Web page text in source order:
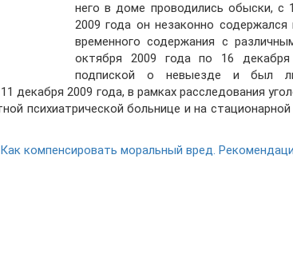
него в доме проводились обыски, с
2009 года он незаконно
временного содержания с
октября 2009 года по 16
подпиской о невыезде и был
декабря 2009 года, в рамках расследования
психиатрической больнице и на
Как компенсировать моральный вред.